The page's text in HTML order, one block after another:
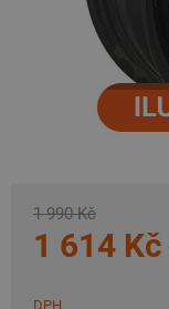
1 990 Kč
1 614 Kč
DPH